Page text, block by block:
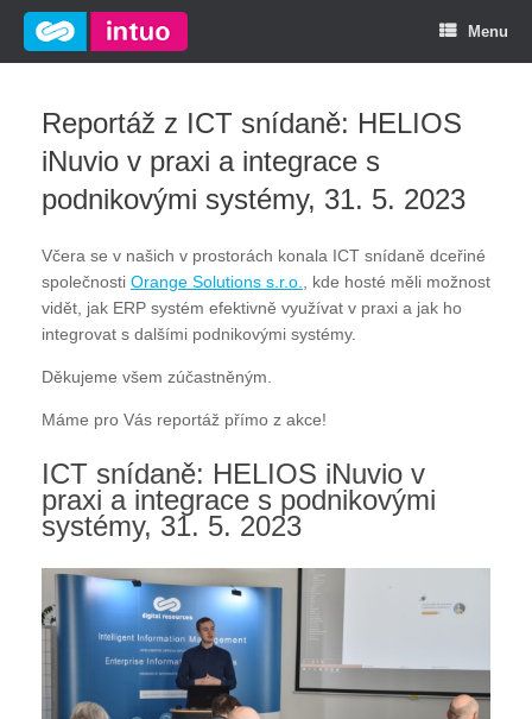
Menu
Reportáž z ICT snídaně: HELIOS
iNuvio v praxi a integrace s
podnikovými systémy, 31. 5. 2023
Včera se v našich v prostorách konala ICT snídaně dceřiné
společnosti Orange Solutions s.r.o.
, kde hosté měli možnost
vidět, jak ERP systém efektivně využívat v praxi a jak ho
integrovat s dalšími podnikovými systémy.
Děkujeme všem zúčastněným.
Máme pro Vás reportáž přímo z akce!
ICT snídaně: HELIOS iNuvio v
praxi a integrace s podnikovými
systémy, 31. 5. 2023